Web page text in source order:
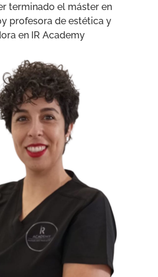
terminado el máster en
profesora de estética y
en IR Academy